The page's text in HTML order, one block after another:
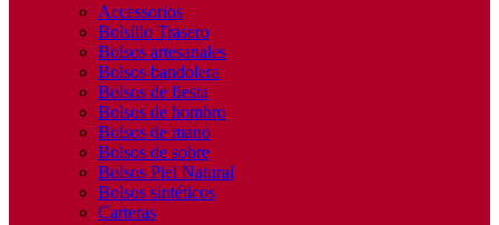
Accessorios
Bolsillo Trasero
Bolsos artesanales
Bolsos bandolera
Bolsos de fiesta
Bolsos de hombro
Bolsos de mano
Bolsos de sobre
Bolsos Piel Natural
Bolsos sintéticos
Carteras